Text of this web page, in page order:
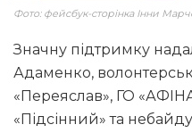
Фото: фейсбук-сторінка Інни
Значну підтримку
Адаменко,
«Переяслав», ГО
«Підсінний» та